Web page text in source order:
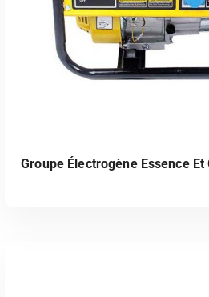
Groupe Électrogène Essence Et